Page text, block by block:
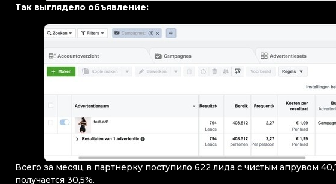
Так выглядело объявление:
Всего за месяц в партнерку поступило 622 лида с чистым апрувом
получается 30,5%.